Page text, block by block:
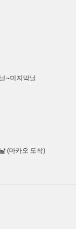
~마지막날
(마카오 도착)